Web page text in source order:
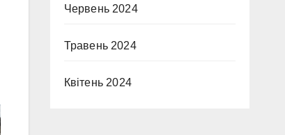
Червень 2024
Травень 2024
Квітень 2024